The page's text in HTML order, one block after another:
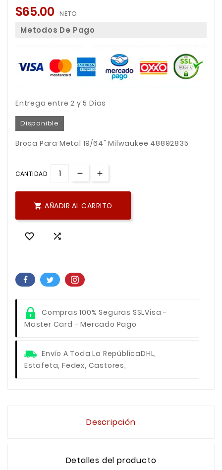
$65.00 NETO
Metodos De Pago
Entrega entre 2 y 5 Dias
Disponible
Broca Para Metal 19/64" Milwaukee 48892835
CANTIDAD
 AÑADIR AL CARRITO
 
Compras 100% Seguras SSLVisa -
Master Card - Mercado Pago
Envío A Toda La RepúblicaDHL,
Estafeta, Fedex, Castores,
Descripción
Detalles del producto